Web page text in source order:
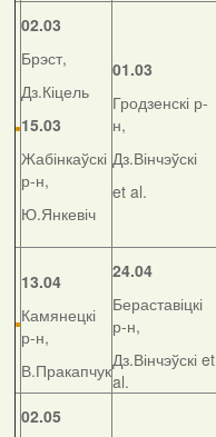
02.03
Брэст,
Дз.Кіцель
15.03
Жабінкаўскі
р-н,
Ю.Янкевіч
01.03
Гродзенскі р-
н,
Дз.Вінчэўскі
et al.
13.04
Камянецкі
р-н,
В.Пракапчук
24.04
Бераставіцкі
р-н,
Дз.Вінчэўскі et
al.
02.05